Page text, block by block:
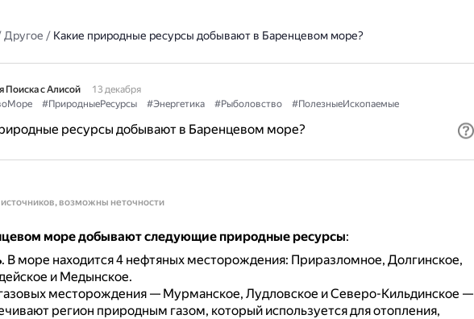
Другое / Какие природные ресурсы добывают в Баренцевом море?
Поиска с Алисой
13 декабря
#ПриродныеРесурсы #Энергетика #Рыболовство #ПолезныеИскопаемые
ресурсы добывают в Баренцевом море?
возможны неточности
море добывают следующие природные ресурсы:
. В море находится 4 нефтяных месторождения: Приразломное, Долгинское,
и Медынское.
месторождения — Мурманское, Лудловское и Северо-Кильдинское —
регион природным газом, который используется для отопления,